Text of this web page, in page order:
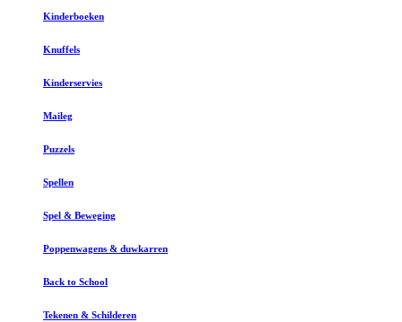
Kinderboeken
Knuffels
Kinderservies
Maileg
Puzzels
Spellen
Spel & Beweging
Poppenwagens & duwkarren
Back to School
Tekenen & Schilderen